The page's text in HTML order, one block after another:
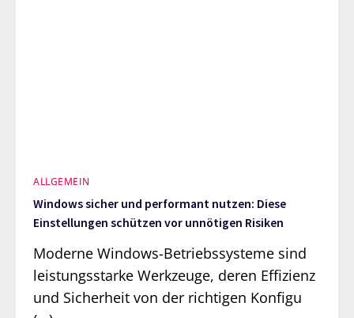
ALLGEMEIN
Windows sicher und performant nutzen: Diese
Einstellungen schützen vor unnötigen Risiken
Moderne Windows-Betriebssysteme sind
leistungsstarke Werkzeuge, deren Effizienz
und Sicherheit von der richtigen Konfigu